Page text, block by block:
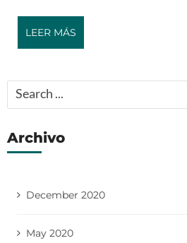
LEER MÁS
Search
Archivo
December 2020
May 2020